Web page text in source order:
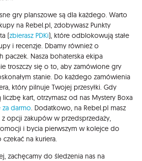
gry planszowe są dla każdego. Warto
na Rebel.pl, zdobywasz Punkty
(zbierasz PDKi), które odblokowują stałe
i recenzje. Dbamy również o
paczek. Nasza bohaterska ekipa
troszczy się o to, aby zamówione gry
stanie. Do każdego zamówienia
który pilnuje Twojej przesyłki. Gdy
kart, otrzymasz od nas Mystery Boxa
za darmo. Dodatkowo, na Rebel.pl masz
z opcji zakupów w przedsprzedaży,
i bycia pierwszym w kolejce do
czekać na kuriera.
zachęcamy do śledzenia nas na